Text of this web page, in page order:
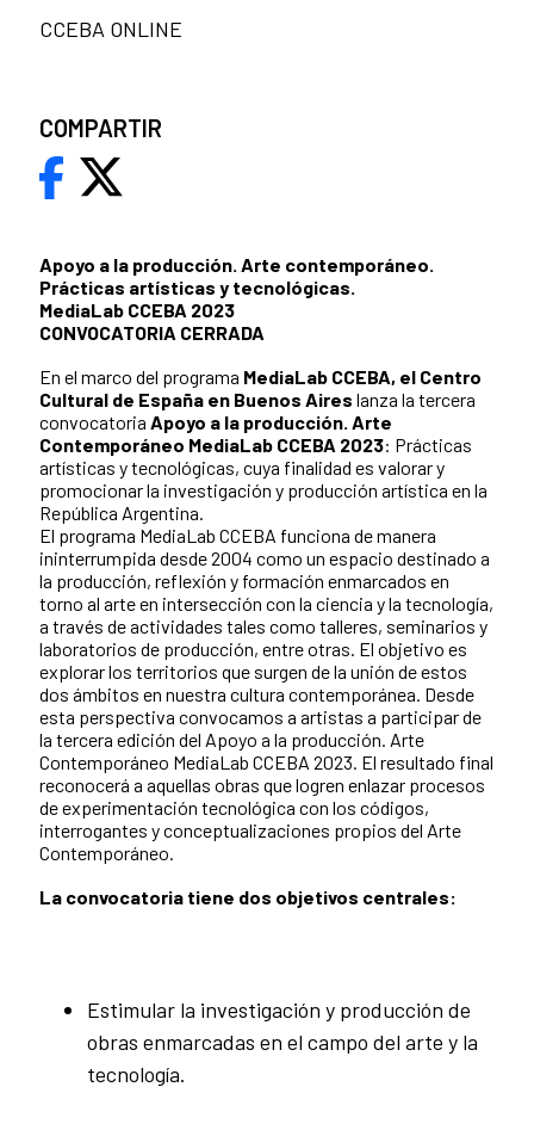
Apoyo a la producción. Arte contemporáneo.
Prácticas artísticas y tecnológicas.
MediaLab CCEBA 2023
CONVOCATORIA CERRADA
En el marco del programa MediaLab CCEBA, el Centro
Cultural de España en Buenos Aires lanza la tercera
convocatoria Apoyo a la producción. Arte
Contemporáneo MediaLab CCEBA 2023: Prácticas
artísticas y tecnológicas, cuya finalidad es valorar y
promocionar la investigación y producción artística en la
República Argentina.
El programa MediaLab CCEBA funciona de manera
ininterrumpida desde 2004 como un espacio destinado a
la producción, reflexión y formación enmarcados en
torno al arte en intersección con la ciencia y la tecnología,
a través de actividades tales como talleres, seminarios y
laboratorios de producción, entre otras. El objetivo es
explorar los territorios que surgen de la unión de estos
dos ámbitos en nuestra cultura contemporánea. Desde
esta perspectiva convocamos a artistas a participar de
la tercera edición del Apoyo a la producción. Arte
Contemporáneo MediaLab CCEBA 2023. El resultado final
reconocerá a aquellas obras que logren enlazar procesos
de experimentación tecnológica con los códigos,
interrogantes y conceptualizaciones propios del Arte
Contemporáneo.
La convocatoria tiene dos objetivos centrales:
Estimular la investigación y producción de
obras enmarcadas en el campo del arte y la
tecnología.
CCEBA ONLINE
COMPARTIR